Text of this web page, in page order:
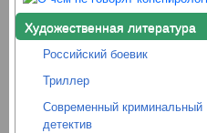
Художественная литература
Российский боевик
Триллер
Современный криминальный
детектив